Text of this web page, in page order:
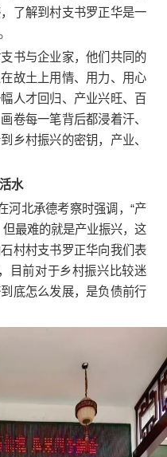
了解到村支书罗正华是一
书与企业家，他们共同的
故土上用情、用力、用心
人才回归、产业兴旺、百
卷每一笔背后都浸着汗、
乡村振兴的密钥，产业、
水
河北承德考察时强调，“产
最难的就是产业振兴，这
村村支书罗正华向我们表
目前对于乡村振兴比较迷
底怎么发展，是负债前行